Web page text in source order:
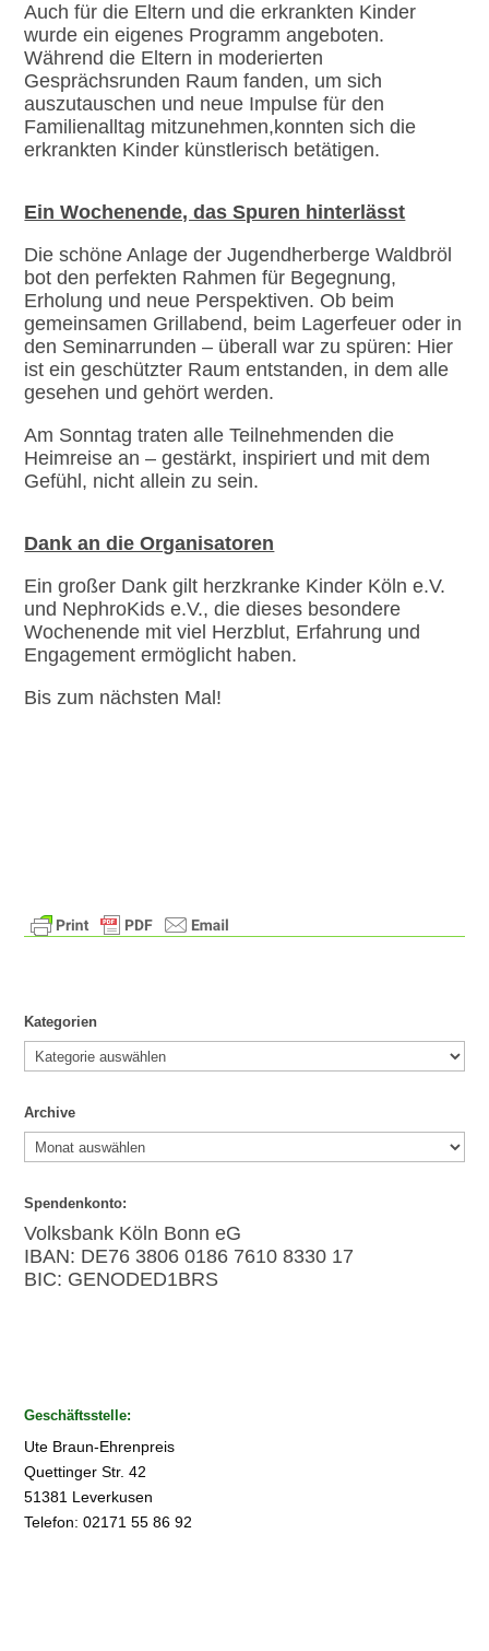
Auch für die Eltern und die erkrankten Kinder
wurde ein eigenes Programm angeboten.
Während die Eltern in moderierten
Gesprächsrunden Raum fanden, um sich
auszutauschen und neue Impulse für den
Familienalltag mitzunehmen,konnten sich die
erkrankten Kinder künstlerisch betätigen.
Ein Wochenende, das Spuren hinterlässt
Die schöne Anlage der Jugendherberge Waldbröl
bot den perfekten Rahmen für Begegnung,
Erholung und neue Perspektiven. Ob beim
gemeinsamen Grillabend, beim Lagerfeuer oder in
den Seminarrunden – überall war zu spüren: Hier
ist ein geschützter Raum entstanden, in dem alle
gesehen und gehört werden.
Am Sonntag traten alle Teilnehmenden die
Heimreise an – gestärkt, inspiriert und mit dem
Gefühl, nicht allein zu sein.
Dank an die Organisatoren
Ein großer Dank gilt herzkranke Kinder Köln e.V.
und NephroKids e.V., die dieses besondere
Wochenende mit viel Herzblut, Erfahrung und
Engagement ermöglicht haben.
Bis zum nächsten Mal!
Kategorien
Kategorien
Archive
Archive
Spendenkonto:
Volksbank Köln Bonn eG
IBAN: DE76 3806 0186 7610 8330 17
BIC: GENODED1BRS
Geschäftsstelle:
Ute Braun-Ehrenpreis
Quettinger Str. 42
51381 Leverkusen
Telefon: 02171 55 86 92